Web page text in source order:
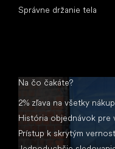
Správne držanie tela
Na čo čakáte?
2% zľava na všetky
História objednávok pre
Prístup k skrytým